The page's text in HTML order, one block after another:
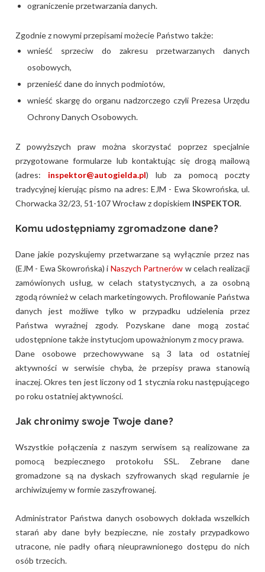
ograniczenie przetwarzania danych.
Zgodnie z nowymi przepisami możecie Państwo także:
wnieść sprzeciw do zakresu przetwarzanych danych
osobowych,
przenieść dane do innych podmiotów,
wnieść skargę do organu nadzorczego czyli Prezesa Urzędu
Ochrony Danych Osobowych.
Z powyższych praw można skorzystać poprzez specjalnie
przygotowane formularze lub kontaktując się drogą mailową
(adres: inspektor@autogielda.pl) lub za pomocą poczty
tradycyjnej kierując pismo na adres: EJM - Ewa Skowrońska, ul.
Chorwacka 32/23, 51-107 Wrocław z dopiskiem INSPEKTOR.
Komu udostępniamy zgromadzone dane?
Dane jakie pozyskujemy przetwarzane są wyłącznie przez nas
(EJM - Ewa Skowrońska) i Naszych Partnerów w celach realizacji
zamówionych usług, w celach statystycznych, a za osobną
zgodą również w celach marketingowych. Profilowanie Państwa
danych jest możliwe tylko w przypadku udzielenia przez
Państwa wyraźnej zgody. Pozyskane dane mogą zostać
udostępnione także instytucjom upoważnionym z mocy prawa.
Dane osobowe przechowywane są 3 lata od ostatniej
aktywności w serwisie chyba, że przepisy prawa stanowią
inaczej. Okres ten jest liczony od 1 stycznia roku następującego
po roku ostatniej aktywności.
Jak chronimy swoje Twoje dane?
Wszystkie połączenia z naszym serwisem są realizowane za
pomocą bezpiecznego protokołu SSL. Zebrane dane
gromadzone są na dyskach szyfrowanych skąd regularnie je
archiwizujemy w formie zaszyfrowanej.
Administrator Państwa danych osobowych dokłada wszelkich
starań aby dane były bezpieczne, nie zostały przypadkowo
utracone, nie padły ofiarą nieuprawnionego dostępu do nich
osób trzecich.